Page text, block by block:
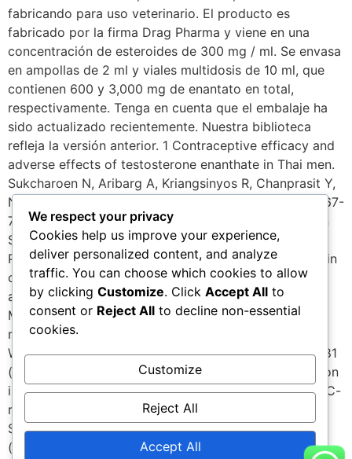
We respect your privacy
Cookies help us improve your experience,
deliver personalized content, and analyze
traffic. You can choose which cookies to allow
by clicking Customize. Click Accept All to
consent or Reject All to decline non-essential
cookies.
Customize
Reject All
Accept All